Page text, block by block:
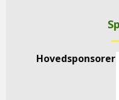
Hovedsponsorer